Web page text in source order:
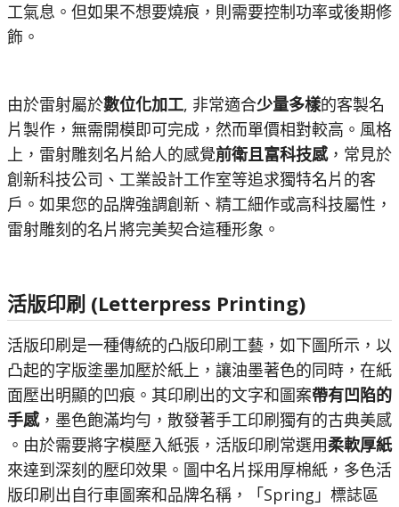
工氣息。但如果不想要燒痕，則需要控制功率或後期修
飾。
由於雷射屬於數位化加工, 非常適合少量多樣的客製名
片製作，無需開模即可完成，然而單價相對較高。風格
上，雷射雕刻名片給人的感覺前衛且富科技感，常見於
創新科技公司、工業設計工作室等追求獨特名片的客
戶。如果您的品牌強調創新、精工細作或高科技屬性，
雷射雕刻的名片將完美契合這種形象。
活版印刷 (Letterpress Printing)
活版印刷是一種傳統的凸版印刷工藝，如下圖所示，以
凸起的字版塗墨加壓於紙上，讓油墨著色的同時，在紙
面壓出明顯的凹痕。其印刷出的文字和圖案帶有凹陷的
手感，墨色飽滿均勻，散發著手工印刷獨有的古典美感​
。由於需要將字模壓入紙張，活版印刷常選用柔軟厚紙
來達到深刻的壓印效果。圖中名片採用厚棉紙，多色活
版印刷出自行車圖案和品牌名稱，「Spring」標誌區